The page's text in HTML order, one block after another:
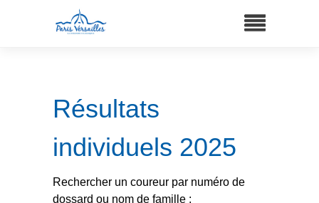
Résultats
individuels 2025
Rechercher un coureur par numéro de
dossard ou nom de famille :